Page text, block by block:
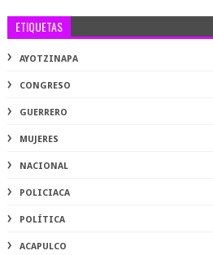
ETIQUETAS
AYOTZINAPA
CONGRESO
GUERRERO
MUJERES
NACIONAL
POLICIACA
POLÍTICA
ACAPULCO